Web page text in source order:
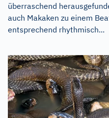
überraschend
auch Makaken zu einem
entsprechend rhythmisch...